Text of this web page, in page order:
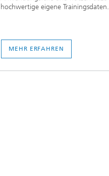
hochwertige eigene Trainingsdaten.
MEHR ERFAHREN